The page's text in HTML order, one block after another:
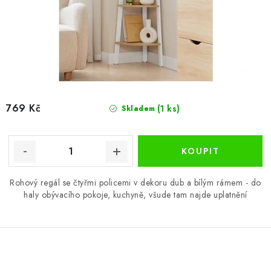
Skladem (1 ks)
769 Kč
Rohový regál se čtyřmi policemi v dekoru dub a bílým rámem - do
haly obývacího pokoje, kuchyně, všude tam najde uplatnění